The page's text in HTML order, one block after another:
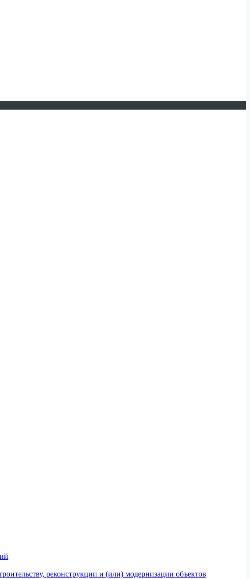
реконструкции и (или) модернизации объектов